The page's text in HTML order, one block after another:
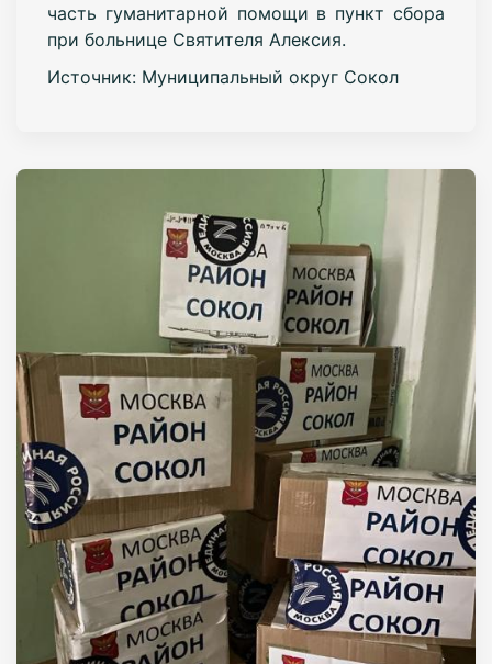
часть гуманитарной помощи в пункт сбора
при больнице Святителя Алексия.
Источник: Муниципальный округ Сокол